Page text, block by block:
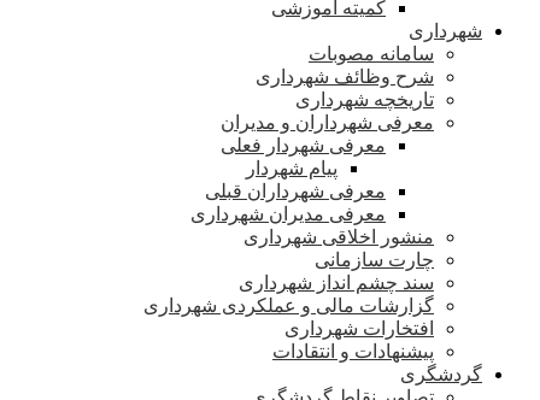
کمیته آموزشی
شهرداری
سامانه مصوبات
شرح وظائف شهرداری
تاریخچه شهرداری
معرفی شهرداران و مدیران
معرفی شهردار فعلی
پیام شهردار
معرفی شهرداران قبلی
معرفی مدیران شهرداری
منشور اخلاقی شهرداری
چارت سازمانی
سند چشم انداز شهرداری
گزارشات مالی و عملکردی شهرداری
افتخارات شهرداری
پیشنهادات و انتقادات
گردشگری